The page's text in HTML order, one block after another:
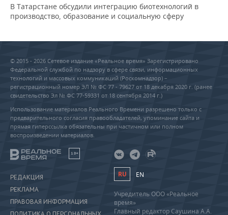
В Татарстане обсудили интеграцию биотехнологий в
производство, образование и социальную сферу
© 2015 - 2026 Сетевое издание «Реальное время» Зарегистрировано
Федеральной службой по надзору в сфере связи, информационных
технологий и массовых коммуникаций (Роскомнадзор) –
регистрационный номер ЭЛ № ФС 77 - 79627 от 18 декабря 2020 г. (ранее
свидетельство Эл № ФС 77-59331 от 18 сентября 2014 г.)
Использование материалов Реального Времени разрешено только с
предварительного согласия правообладателей, упоминание сайта и
прямая гиперссылка обязательны при частичном или полном
воспроизведении материалов.
18+
РЕДАКЦИЯ
РЕКЛАМА
ПРАВОВАЯ ИНФОРМАЦИЯ
RU EN
Учредитель ООО «Реальное
время»
Главный редактор Саушина А.А.